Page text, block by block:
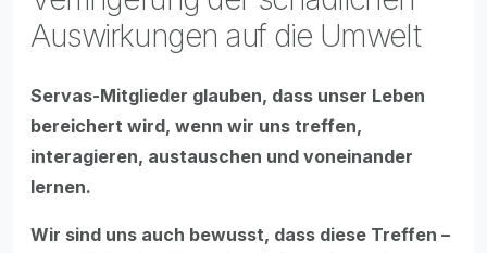
Auswirkungen auf die Umwelt
Servas-Mitglieder glauben, dass unser Leben
bereichert wird, wenn wir uns treffen,
interagieren, austauschen und voneinander
lernen.
Wir sind uns auch bewusst, dass diese Treffen –